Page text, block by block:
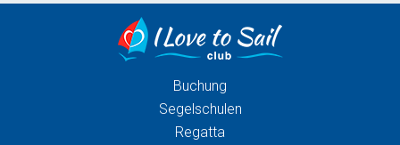
Buchung
Segelschulen
Regatta